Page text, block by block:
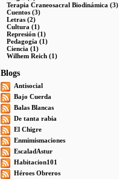
Terapia Craneosacral Biodinámica (3)
Cuentos (3)
Letras (2)
Cultura (1)
Represión (1)
Pedagogía (1)
Ciencia (1)
Wilhem Reich (1)
Blogs
Antisocial
Bajo Cuerda
Balas Blancas
De tanta rabia
El Chigre
Enmimismaciones
EscaladAstur
Habitacion101
Héroes Obreros